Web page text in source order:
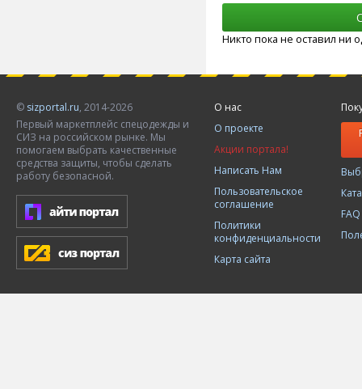
Никто пока не оставил ни
© sizportal.ru, 2014-2026
Первый маркетплейс спецодежды и
СИЗ на российском рынке. Мы
помогаем выбрать качественные
средства защиты, чтобы сделать
работу безопасной.
О нас
О проекте
Акции портала!
Написать Нам
Пользовательское
соглашение
Политики
конфиденциальности
Карта сайта
FAQ